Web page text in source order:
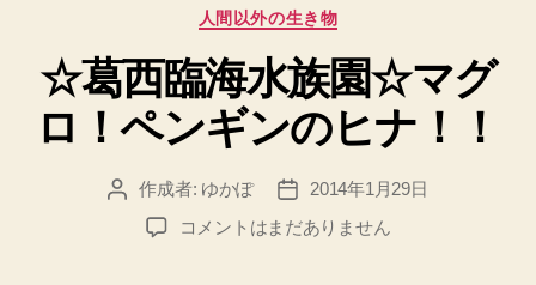
カ
ゴ
リ
ー
人間以外の生き物
☆葛西臨海水族園☆マグ
ロ！ペンギンのヒナ！！
投
作成者: ゆかぽ
投
稿
日
2014年1月29日
☆
コメントはまだありません